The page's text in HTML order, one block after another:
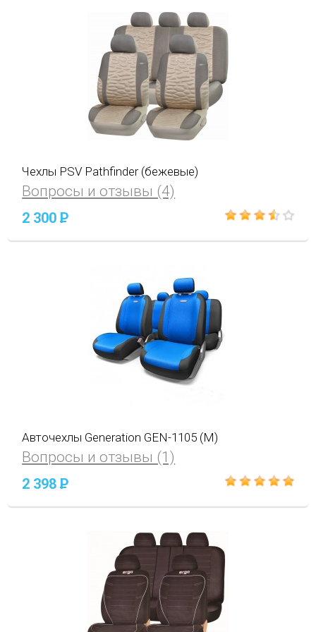
Чехлы PSV Pathfinder (бежевые)
Вопросы и отзывы (4)
2 300P
Авточехлы Generation GEN-1105 (M)
Вопросы и отзывы (1)
2 398P